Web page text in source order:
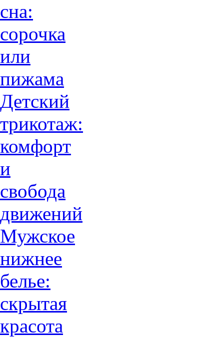
сна:
сорочка
или
пижама
Детский
трикотаж:
комфорт
и
свобода
движений
Мужское
нижнее
белье:
скрытая
красота